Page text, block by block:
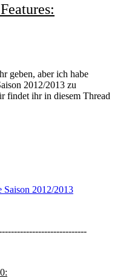
geben, aber ich habe
2012/2013 zu
findet ihr in diesem Thread
Saison 2012/2013